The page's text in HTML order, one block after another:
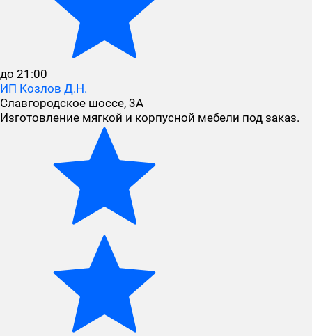
до 21:00
ИП Козлов Д.Н.
Славгородское шоссе, 3А
Изготовление мягкой и корпусной мебели под заказ.